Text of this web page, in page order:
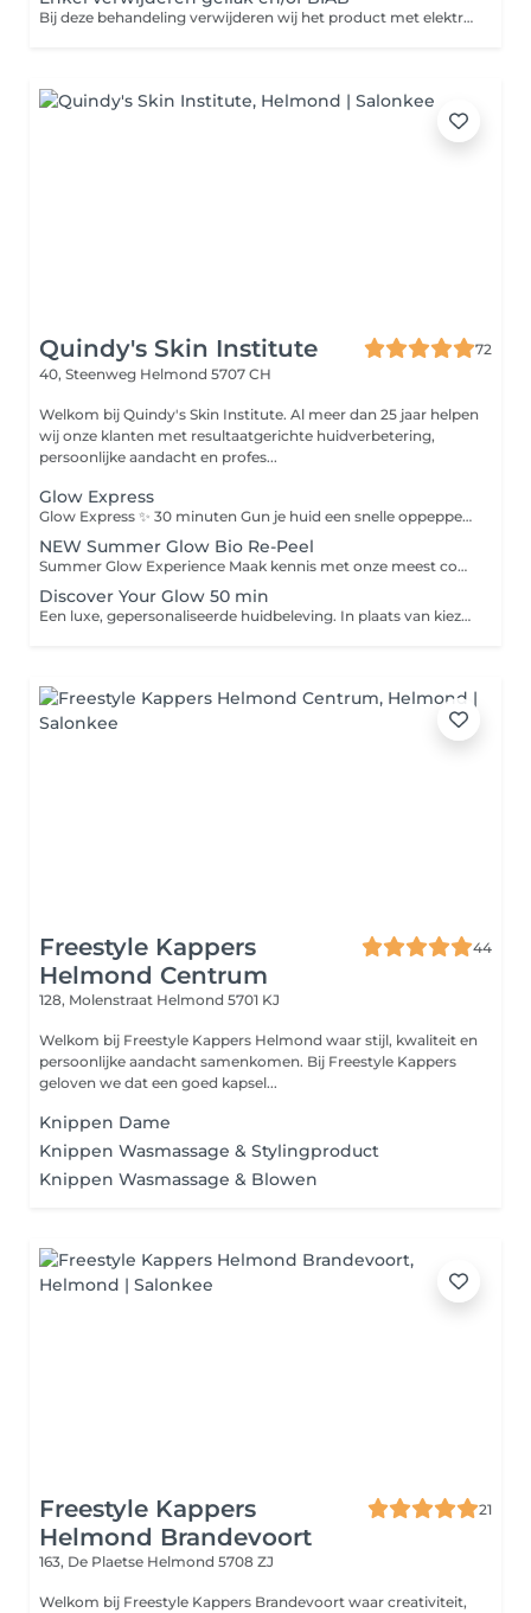
Bij deze behandeling verwijderen wij het product met elektrische frees en vijlen de nagels in gewenste vorm. Hierna verzorgen wij de nagels en handen met handcrème/nagelriemolie (van Dadi'óil)
Quindy's Skin Institute
72
40, Steenweg Helmond 5707 CH
Welkom bij Quindy's Skin Institute. Al meer dan 25 jaar helpen
wij onze klanten met resultaatgerichte huidverbetering,
persoonlijke aandacht en profes...
Glow Express
Glow Express ✨ 30 minuten Gun je huid een snelle oppepper met de Glow Express. Deze behandeling is ideaal als onderhoud, voor een speciale gelegenheid of wanneer je huid behoefte heeft aan een frisse boost. De behandeling bestaat uit: Dieptereiniging Milde peeling Verzorgend masker Beauty Angel lichtbehandeling Afsluitende verzorging Na afloop voelt je huid fris, verzorgd en straalt ze met een gezonde glow. Glow Express Deluxe ✨ 45 minuten De Glow Express Deluxe biedt alles van de Glow Express, aangevuld met een intensieve bindweefselmassage voor extra aandacht en huidverbetering. Deze massage stimuleert de doorbloeding, ondersteunt de huidstructuur en geeft de huid een frisse, stevige uitstraling. De behandeling bestaat uit: Dieptereiniging Milde peeling Bindweefselmassage Verzorgend masker Beauty Angel lichtbehandeling Afsluitende verzorging Een complete boost voor de huid, waarbij ontspanning en huidverbetering samenkomen voor een gezonde, stralende uitstraling.
NEW Summer Glow Bio Re-Peel
Summer Glow Experience Maak kennis met onze meest complete zomerbehandeling voor een frisse, stevige en stralende huid. Tijdens de Summer Glow Experience combineren we de huidvernieuwende werking van BioRePeel met een intensieve bindweefselmassage onze cooling globes en een ontspannend LED-lichtmasker. Deze krachtige combinatie stimuleert de huidvernieuwing, activeert de doorbloeding, ondersteunt de collageenaanmaak en zorgt voor een gezonde, natuurlijke glow. Afgestemd op jouw huidtype werken we met de hoogwaardige producten van LABAREAU of Natura Bissé voor een optimaal resultaat. Resultaat: Direct een frisse en stralende uitstraling Verfijnde huidstructuur en poriën Meer stevigheid en elasticiteit Intensieve hydratatie en herstel Een gezonde summer glow zonder downtime De perfecte behandeling voor wie zichtbaar resultaat én een moment van luxe wil ervaren.
Discover Your Glow 50 min
Een luxe, gepersonaliseerde huidbeleving. In plaats van kiezen uit losse behandelingen, kies je bij ons alleen jouw behandeltijd. Wij stemmen elke behandeling volledig af op wat jouw huid op dat moment nodig heeft. Jij ontspant. Wij creëren jouw perfecte glow.
Freestyle Kappers
Helmond Centrum
44
128, Molenstraat Helmond 5701 KJ
Welkom bij Freestyle Kappers Helmond waar stijl, kwaliteit en
persoonlijke aandacht samenkomen. Bij Freestyle Kappers
geloven we dat een goed kapsel...
Knippen Dame
Knippen Wasmassage & Stylingproduct
Knippen Wasmassage & Blowen
Freestyle Kappers
Helmond Brandevoort
21
163, De Plaetse Helmond 5708 ZJ
Welkom bij Freestyle Kappers Brandevoort waar creativiteit,